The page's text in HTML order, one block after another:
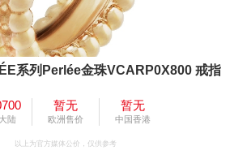
系列Perlée金珠VCARP0X800 戒指
陆
暂无
欧洲售价
暂无
中国香港
以上为官方媒体公价，仅供参考